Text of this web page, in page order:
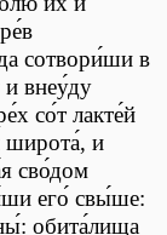
сотвори́ши в
внеу́ду
со́т лакте́й
широта́, и
сво́дом
его́ свы́ше:
обита́лища